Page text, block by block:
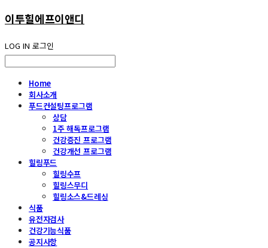
이투힐에프이앤디
LOG IN 로그인
Home
회사소개
푸드컨설팅프로그램
상담
1주 해독프로그램
건강증진 프로그램
건강개선 프로그램
힐링푸드
힐링수프
힐링스무디
힐링소스&드레싱
식품
유전자검사
건강기능식품
공지사항